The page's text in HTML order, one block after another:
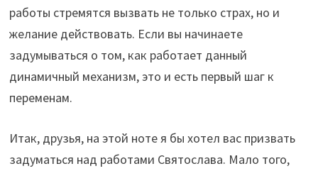
работы стремятся вызвать не только страх, но и
желание действовать. Если вы начинаете
задумываться о том, как работает данный
динамичный механизм, это и есть первый шаг к
переменам.
Итак, друзья, на этой ноте я бы хотел вас призвать
задуматься над работами Святослава. Мало того,